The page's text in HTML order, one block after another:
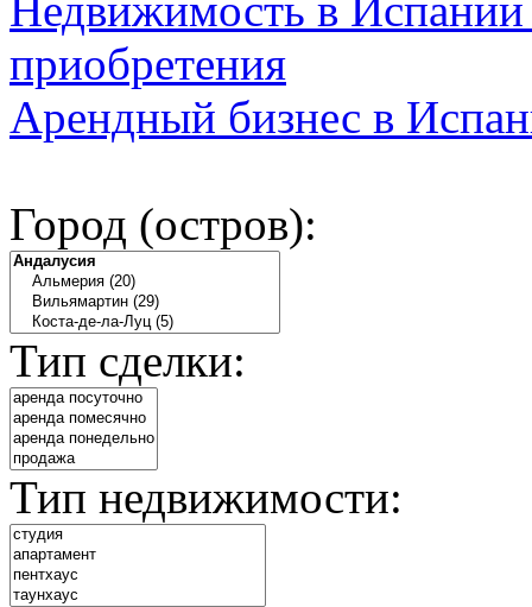
Недвижимость в Испании
приобретения
Арендный бизнес в
Город (остров):
Тип сделки:
Тип недвижимости: